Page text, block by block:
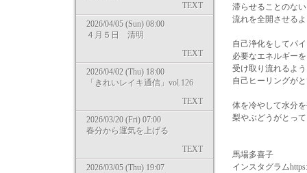
TEXT
2026/04/05 (Sun) 08:00
４月５日 清明
TEXT
2026/04/02 (Thu) 18:00
「きれいレイキ通信」vol.126
TEXT
2026/03/20 (Fri) 07:00
春分から運気を上げる
TEXT
2026/03/05 (Thu) 19:07
滞らせることのな
流れを全開させる
自己浄化をしてパ
必要なエネルギーを
受け取り流れるよ
自己ヒーリングが
体を冷やして水分
梨やぶどうがとっ
馬場多喜子
インスタグラム